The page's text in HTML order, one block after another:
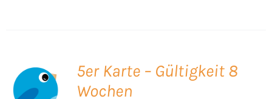
5er Karte – Gültigkeit 8
Wochen